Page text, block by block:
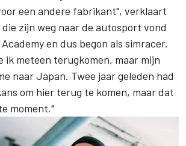
een andere fabrikant", verklaart
zijn weg naar de autosport vond
en dus begon als simracer.
ik meteen terugkomen, maar mijn
naar Japan. Twee jaar geleden had
om hier terug te komen, maar dat
moment."